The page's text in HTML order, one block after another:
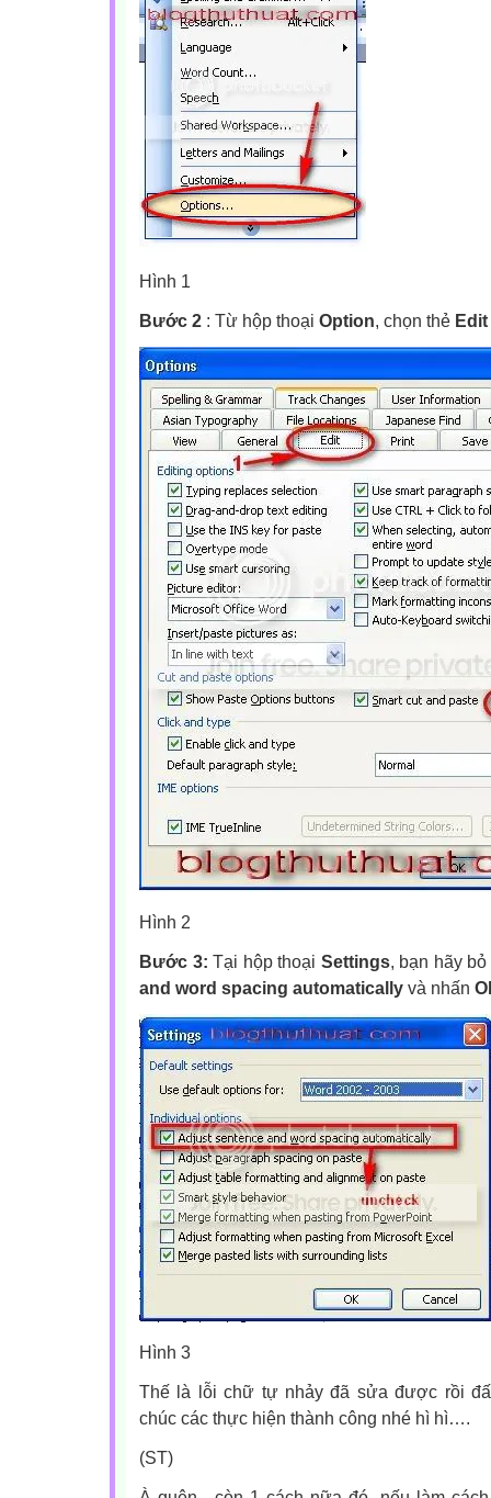
Hình 1
Bước 2 : Từ hộp thoại Option, chọn thẻ Edit
Hình 2
Bước 3: Tại hộp thoại Settings, bạn hãy
and word spacing automatically và nhấn
Hình 3
Thế là lỗi chữ tự nhảy đã sửa được rồi
chúc các thực hiện thành công nhé hì hì….
(ST)